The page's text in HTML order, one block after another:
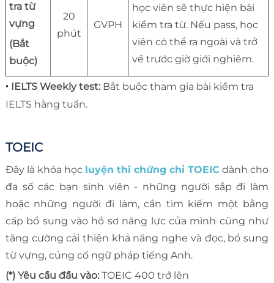
tra từ
vựng
(Bắt
buộc)
20
phút
GVPH
học viên sẽ thực hiện bài
kiểm tra từ. Nếu pass, học
viên có thể ra ngoài và trở
về trước giờ giới nghiêm.
• IELTS Weekly test:Bắt buộc tham gia bài kiểm tra
IELTS hằng tuần.
TOEIC
Đây là khóa học luyện thi chứng chỉ TOEIC dành cho
đa số các bạn sinh viên - những người sắp đi làm
hoặc những người đi làm, cần tìm kiếm một bằng
cấp bổ sung vào hồ sơ năng lực của mình cũng như
tăng cường cải thiện khả năng nghe và đọc, bổ sung
từ vựng, củng cố ngữ pháp tiếng Anh.
(*) Yêu cầu đầu vào: TOEIC 400 trở lên